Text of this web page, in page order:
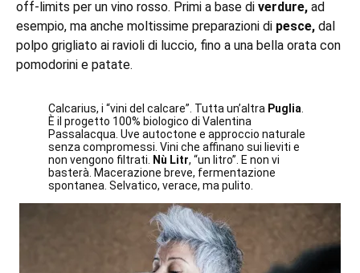
off-limits per un vino rosso. Primi a base di verdure, ad
esempio, ma anche moltissime preparazioni di pesce, dal
polpo grigliato ai ravioli di luccio, fino a una bella orata con
pomodorini e patate.
Calcarius, i “vini del calcare”. Tutta un’altra Puglia
È il progetto 100% biologico di Valentina
Passalacqua. Uve autoctone e approccio naturale
senza compromessi. Vini che affinano sui lieviti e
non vengono filtrati.
Nù Litr, “un litro”. E non vi
basterà. Macerazione breve, fermentazione
spontanea. Selvatico, verace, ma pulito.